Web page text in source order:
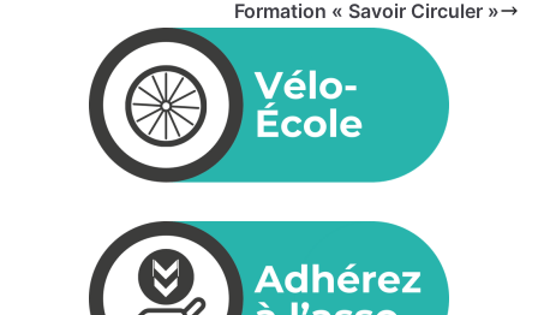
Formation « Savoir Circuler »